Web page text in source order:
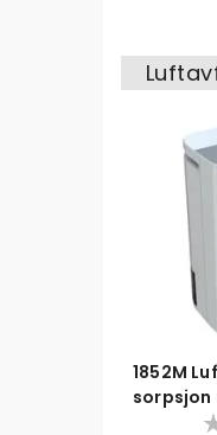
1852M
sorpsjon
Ionisering